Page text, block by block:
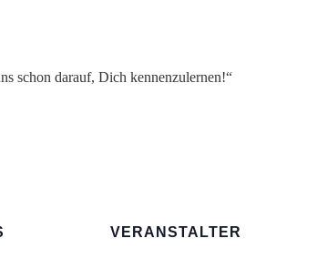
schon darauf, Dich kennenzulernen!“
VERANSTALTER